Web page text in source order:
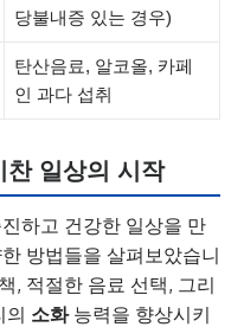
당불내증 있는 경우)
탄산음료, 알코올, 카페
인 과다 섭취
찬 일상의 시작
하고 건강한 일상을 만
방법들을 살펴보았습니
, 적절한 음료 선택, 그리
의 소화능력을 향상시키